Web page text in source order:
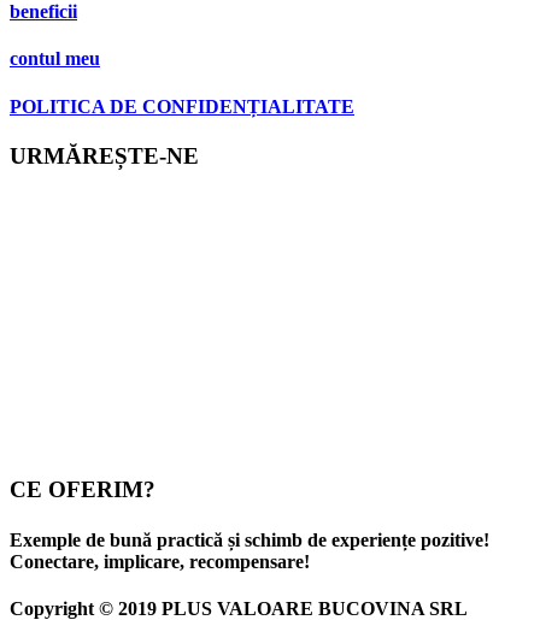
beneficii
contul meu
POLITICA DE CONFIDENȚIALITATE
URMĂREȘTE-NE
CE OFERIM?
Exemple de bună practică și schimb de experiențe pozitive!
Conectare, implicare, recompensare!
Copyright © 2019 PLUS VALOARE BUCOVINA SRL